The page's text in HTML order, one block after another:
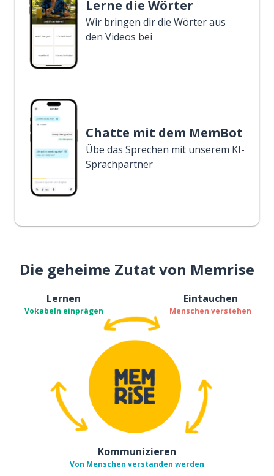
Lerne die Wörter
Wir bringen dir die Wörter aus
den Videos bei
Chatte mit dem MemBot
Übe das Sprechen mit unserem KI-
Sprachpartner
Die geheime Zutat von Memrise
Lernen
Vokabeln einprägen
Eintauchen
Menschen verstehen
Kommunizieren
Von Menschen verstanden werden